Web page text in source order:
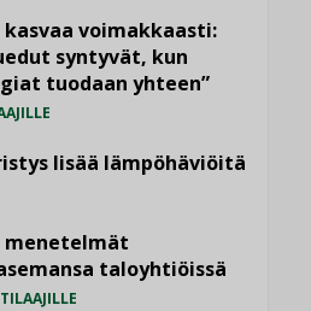
voimakkaasti:
syntyvät, kun
tuodaan yhteen”
lisää lämpöhäviöitä
taloyhtiöissä
TILAAJILLE